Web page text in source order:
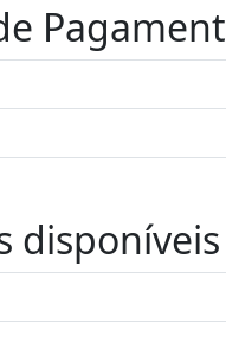
disponíveis